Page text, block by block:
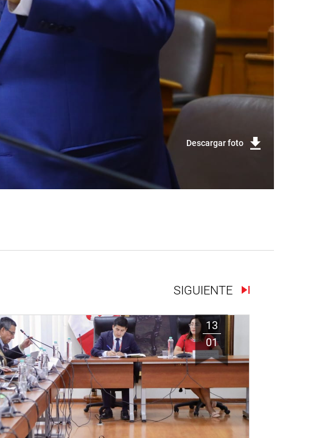
Descargar foto
SIGUIENTE
13
01